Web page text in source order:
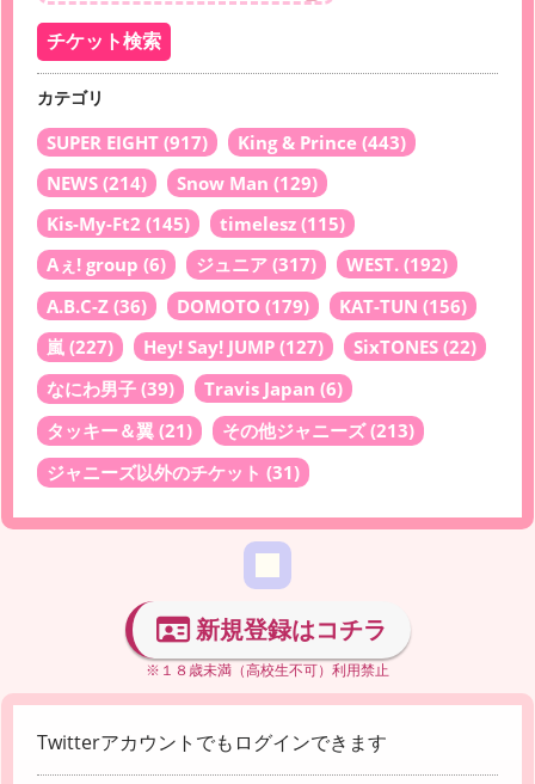
カテゴリ
SUPER EIGHT (917) King & Prince (443)
NEWS (214) Snow Man (129)
Kis-My-Ft2 (145) timelesz (115)
Aぇ! group (6) ジュニア (317) WEST. (192)
A.B.C-Z (36) DOMOTO (179) KAT-TUN (156)
嵐 (227) Hey! Say! JUMP (127) SixTONES (22)
なにわ男子 (39) Travis Japan (6)
タッキー＆翼 (21) その他ジャニーズ(213)
ジャニーズ以外のチケット (31)
新規登録はコチラ
※１８歳未満（高校生不可）利用禁止
Twitterアカウントでもログインできます